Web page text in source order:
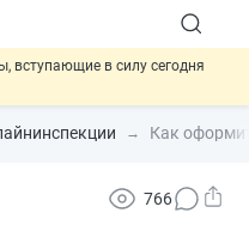
вступающие в силу сегодня
НПО и долгосрочных
на электронные
Как
766